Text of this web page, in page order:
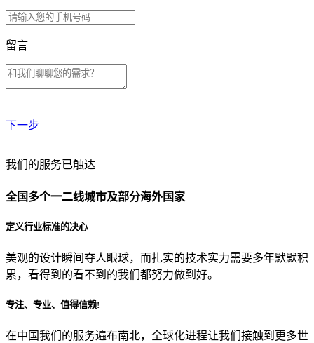
留言
下一步
贵公司预算范围是？
贵公司的团队规模是？
目前主要的营销渠道是？
我们的服务已触达
全国多个一二线城市及部分海外国家
定义行业标准的决心
美观的设计瞬间夺人眼球，而扎实的技术实力需要多年默默积
累，看得到的看不到的我们都努力做到好。
专注、专业、值得信赖!
在中国我们的服务遍布南北，全球化进程让我们接触到更多世